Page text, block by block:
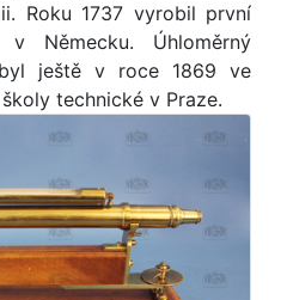
Roku 1737 vyrobil první
v Německu. Úhloměrný
ještě v roce 1869 ve
technické v Praze.